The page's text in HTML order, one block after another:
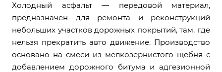
Холодный асфальт — передовой материал,
предназначен для ремонта и реконструкций
небольших участков дорожных покрытий, там, где
нельзя прекратить авто движение. Производство
основано на смеси из мелкозернистого щебня с
добавлением дорожного битума и адгезионной